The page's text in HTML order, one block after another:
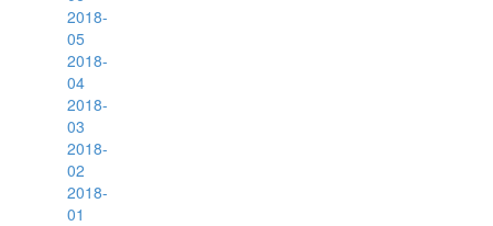
2018-
05
2018-
04
2018-
03
2018-
02
2018-
01